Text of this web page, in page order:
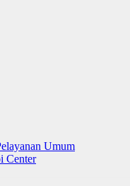
Umum
Center